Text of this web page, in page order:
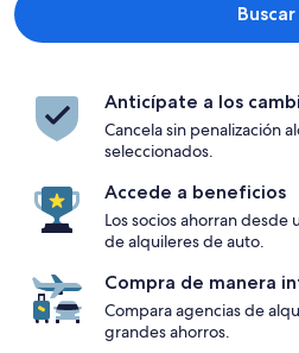
Buscar
Anticípate a los
Cancela sin penalización
seleccionados.
Accede a beneficios
Los socios ahorran desde
de alquileres de auto.
Compra de manera
Compara agencias de
grandes ahorros.